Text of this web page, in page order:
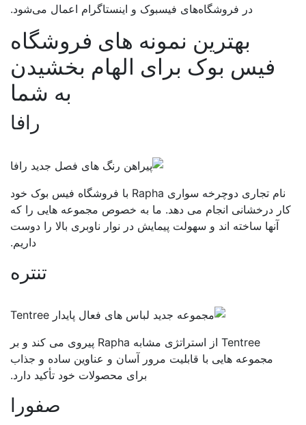
در فروشگاه‌های فیسبوک و اینستاگرام اعمال می‌شود.
بهترین نمونه های فروشگاه
فیس بوک برای الهام بخشیدن
به شما
رافا
نام تجاری دوچرخه سواری Rapha با فروشگاه فیس بوک خود
درخشانی انجام می دهد. ما به خصوص مجموعه هایی را که
آنها ساخته اند و سهولت پیمایش در نوار ناوبری بالا را دوست
داریم.
تنتره
Tentree از استراتژی مشابه Rapha پیروی می کند و بر
مجموعه هایی با قابلیت مرور آسان و عناوین ساده و جذاب
برای محصولات خود تأکید دارد.
صفورا